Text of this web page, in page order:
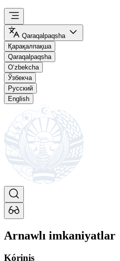
Qaraqalpaqsha
Қарақалпақша
Qaraqalpaqsha
O‘zbekcha
Ўзбекча
Русский
English
Arnawlı imkaniyatlar
Kórinis